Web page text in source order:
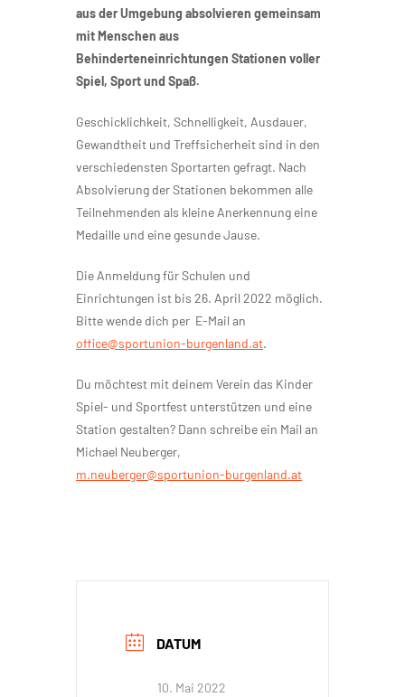
aus der Umgebung absolvieren gemeinsam
mit Menschen aus
Behinderteneinrichtungen Stationen voller
Spiel, Sport und Spaß.
Geschicklichkeit, Schnelligkeit, Ausdauer,
Gewandtheit und Treffsicherheit sind in den
verschiedensten Sportarten gefragt. Nach
Absolvierung der Stationen bekommen alle
Teilnehmenden als kleine Anerkennung eine
Medaille und eine gesunde Jause.
Die Anmeldung für Schulen und
Einrichtungen ist bis 26. April 2022 möglich.
Bitte wende dich per E-Mail an
office@sportunion-burgenland.at.
Du möchtest mit deinem Verein das Kinder
Spiel- und Sportfest unterstützen und eine
Station gestalten? Dann schreibe ein Mail an
Michael Neuberger,
m.neuberger@sportunion-burgenland.at
DATUM
10. Mai 2022